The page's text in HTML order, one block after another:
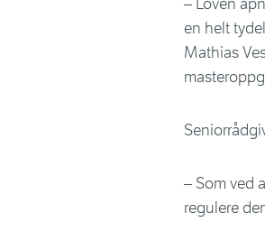
en helt
Mathias
– Som ved
regulere